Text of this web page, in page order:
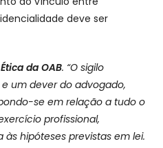
deve ser
da OAB. “O sigilo
um dever do advogado,
se em relação a tudo o
profissional,
hipóteses previstas em lei.